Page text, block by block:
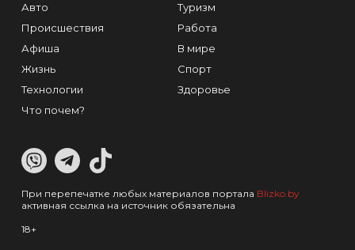
Авто
Происшествия
Афиша
Жизнь
Технологии
Что почем?
Туризм
Работа
В мире
Спорт
Здоровье
При перепечатке любых материалов портала Blizko.by
активная ссылка на источник обязательна
18+